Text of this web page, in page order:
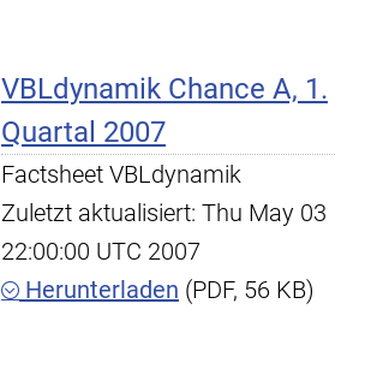
VBLdynamik Chance A, 1.
Quartal 2007
Factsheet VBLdynamik
Zuletzt aktualisiert: Thu May 03
22:00:00 UTC 2007
Herunterladen (PDF, 56 KB)